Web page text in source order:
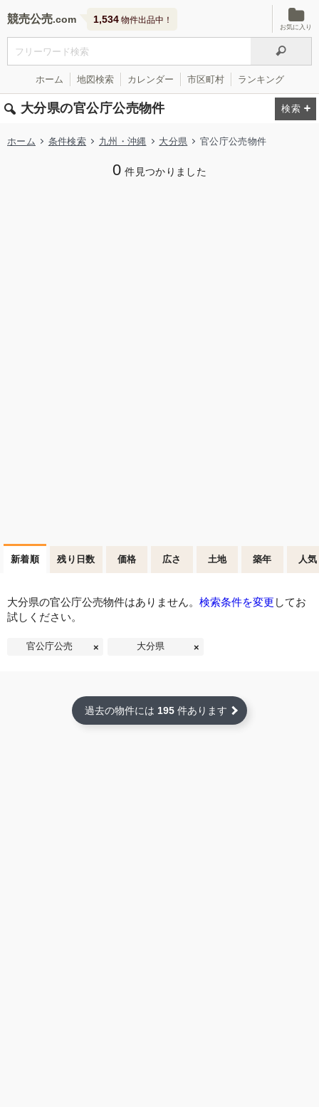
競売公売 1,534 物件出品中！
お気に入り
ホーム 地図検索 カレンダー 市区町村 ランキング
大分県の官公庁公売物件
ホーム 条件検索 九州・沖縄 大分県 官公庁公売物件
0 件見つかりました
新着順 残り日数 価格 広さ 土地 築年 人気
大分県の官公庁公売物件はありません。 検索条件を変更 してお
試しください。
官公庁公売 大分県
過去の物件には 195 件あります